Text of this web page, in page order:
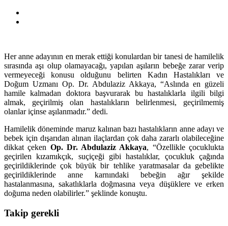
Her anne adayının en merak ettiği konulardan bir tanesi de hamilelik
sırasında aşı olup olamayacağı, yapılan aşıların bebeğe zarar verip
vermeyeceği konusu olduğunu belirten Kadın Hastalıkları ve
Doğum Uzmanı Op. Dr. Abdulaziz Akkaya, “Aslında en güzeli
hamile kalmadan doktora başvurarak bu hastalıklarla ilgili bilgi
almak, geçirilmiş olan hastalıkların belirlenmesi, geçirilmemiş
olanlar içinse aşılanmadır.” dedi.
Hamilelik döneminde maruz kalınan bazı hastalıkların anne adayı ve
bebek için dışarıdan alınan ilaçlardan çok daha zararlı olabileceğine
dikkat çeken Op. Dr. Abdulaziz Akkaya, “Özellikle çocuklukta
geçirilen kızamıkçık, suçiçeği gibi hastalıklar, çocukluk çağında
geçirildiklerinde çok büyük bir tehlike yaratmasalar da gebelikte
geçirildiklerinde anne karnındaki bebeğin ağır şekilde
hastalanmasına, sakatlıklarla doğmasına veya düşüklere ve erken
doğuma neden olabilirler.” şeklinde konuştu.
Takip gerekli